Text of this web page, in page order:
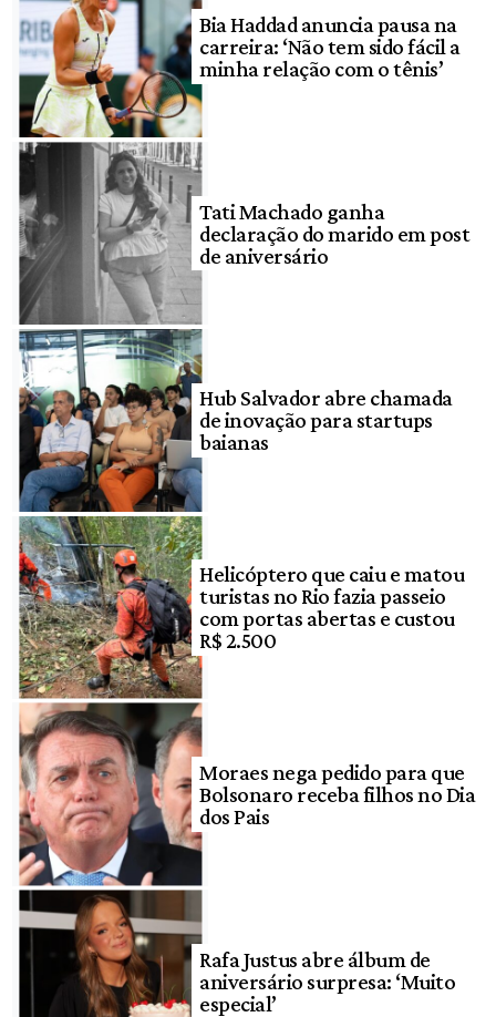
Bia Haddad anuncia pausa na
carreira: ‘Não tem sido fácil a
minha relação com o tênis’
Tati Machado ganha
declaração do marido em post
de aniversário
Hub Salvador abre chamada
de inovação para startups
baianas
Helicóptero que caiu e matou
turistas no Rio fazia passeio
com portas abertas e custou
R$ 2.500
Moraes nega pedido para que
Bolsonaro receba filhos no Dia
dos Pais
Rafa Justus abre álbum de
aniversário surpresa: ‘Muito
especial’